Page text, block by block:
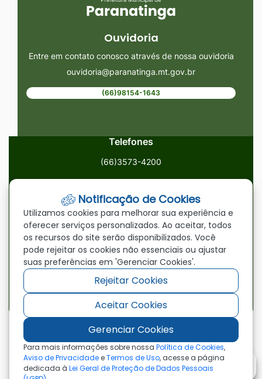
Ouvidoria
Entre em contato conosco através de nossa ouvidoria
ouvidoria@paranatinga.mt.gov.br
(66)98154-1643
Telefones
(66)3573-4200
ouvidoria@paranatinga.mt.gov.br
Localização
Av. Brasil, 1900, Centro, Paranatinga/MT, 78870-000
Redes Sociais
Acessar
a
Rede
Social
Acessar
a
Rede
Social
Acessar
a
Rede
Social
©2026 - Prefeitura Municipal de Paranatinga - MT
- Todos os direitos reservados
Notificação de Cookies
Utilizamos cookies para melhorar sua experiência e
oferecer serviços personalizados. Ao aceitar, todos
os recursos do site serão disponibilizados. Você
pode rejeitar os cookies não essenciais ou ajustar
suas preferências em 'Gerenciar Cookies'.
Rejeitar Cookies
Aceitar Cookies
Gerenciar Cookies
Para mais informações sobre nossa Política de Cookies,
Aviso de PrivacidadeeTermos de Uso, acesse a página
dedicada à Lei Geral de Proteção de Dados Pessoais